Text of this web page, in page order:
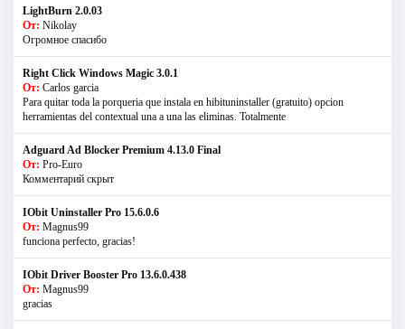
LightBurn 2.0.03
От: Nikolay
Огромное спасибо
Right Click Windows Magic 3.0.1
От: Carlos garcia
Para quitar toda la porqueria que instala en hibituninstaller (gratuito) opcion
herramientas del contextual una a una las eliminas. Totalmente
Adguard Ad Blocker Premium 4.13.0 Final
От: Pro-Euro
Комментарий скрыт
IObit Uninstaller Pro 15.6.0.6
От: Magnus99
funciona perfecto, gracias!
IObit Driver Booster Pro 13.6.0.438
От: Magnus99
gracias